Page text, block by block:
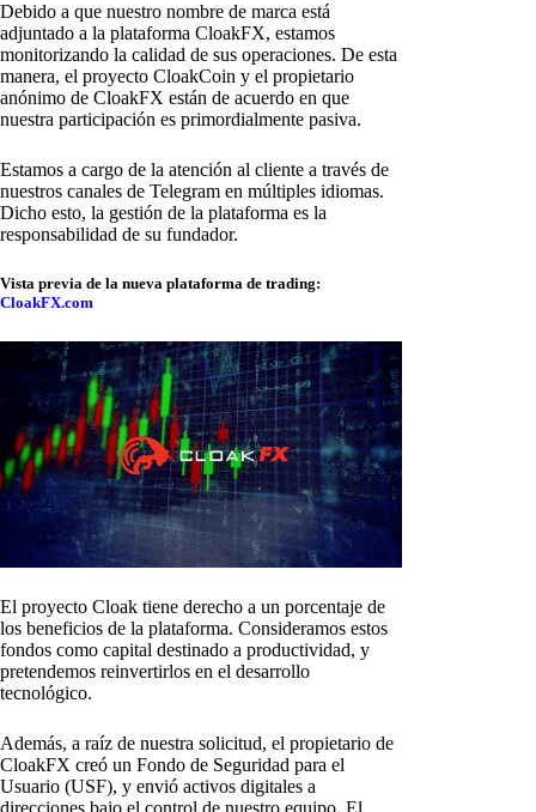
Debido a que nuestro nombre de marca está
adjuntado a la plataforma CloakFX, estamos
monitorizando la calidad de sus operaciones. De esta
manera, el proyecto CloakCoin y el propietario
anónimo de CloakFX están de acuerdo en que
nuestra participación es primordialmente pasiva.
Estamos a cargo de la atención al cliente a través de
nuestros canales de Telegram en múltiples idiomas.
Dicho esto, la gestión de la plataforma es la
responsabilidad de su fundador.
Vista previa de la nueva plataforma de trading:
CloakFX.com
El proyecto Cloak tiene derecho a un porcentaje de
los beneficios de la plataforma. Consideramos estos
fondos como capital destinado a productividad, y
pretendemos reinvertirlos en el desarrollo
tecnológico.
Además, a raíz de nuestra solicitud, el propietario de
CloakFX creó un Fondo de Seguridad para el
Usuario (USF), y envió activos digitales a
direcciones bajo el control de nuestro equipo. El